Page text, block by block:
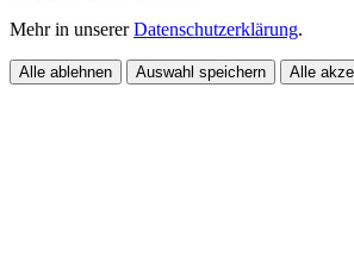
Mehr in unsererDatenschutzerklärung.
Alle ablehnen Auswahl speichern Alle